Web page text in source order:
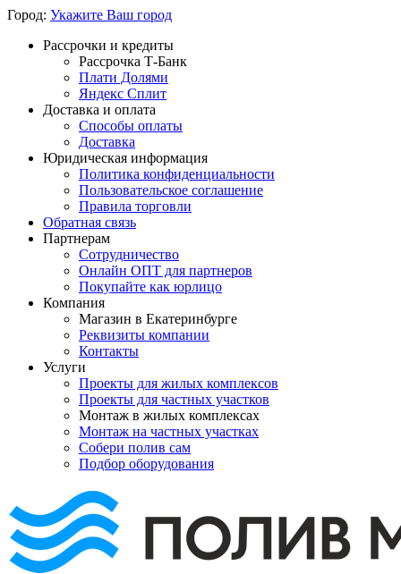
Город: Укажите Ваш город
Рассрочки и кредиты
Рассрочка Т-Банк
Плати Долями
Яндекс Сплит
Доставка и оплата
Способы оплаты
Доставка
Юридическая информация
Политика конфиденциальности
Пользовательское соглашение
Правила торговли
Обратная связь
Партнерам
Сотрудничество
Онлайн ОПТ для партнеров
Покупайте как юрлицо
Компания
Магазин в Екатеринбурге
Реквизиты компании
Контакты
Услуги
Проекты для жилых комплексов
Проекты для частных участков
Монтаж в жилых комплексах
Монтаж на частных участках
Собери полив сам
Подбор оборудования